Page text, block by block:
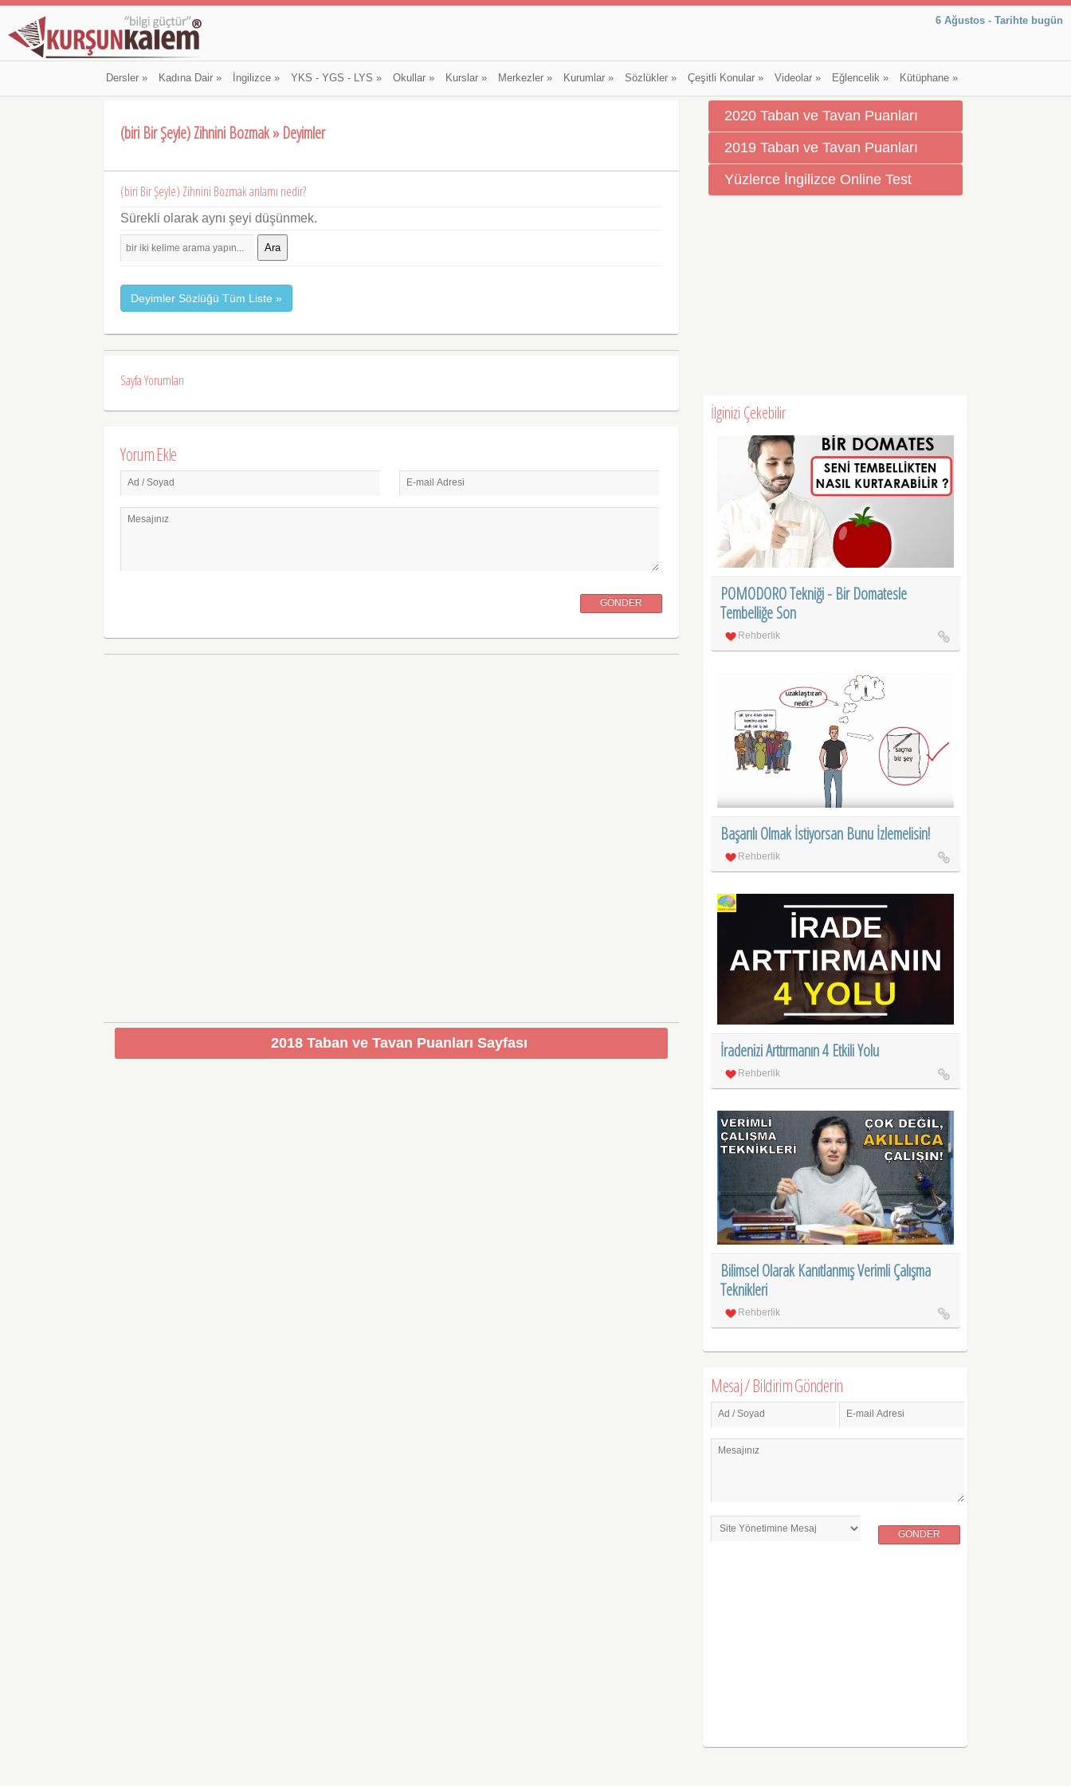
6 Ağustos - Tarihte bugün
Dersler» Kadına Dair» İngilizce» YKS - YGS - LYS » Okullar» Kurslar» Merkezler» Kurumlar» Sözlükler» Çeşitli Konular» Videolar» Eğlencelik» Kütüphane»
(biri Bir Şeyle) Zihnini Bozmak » Deyimler
(biri Bir Şeyle) Zihnini Bozmak anlamı nedir?
Sürekli olarak aynı şeyi düşünmek.
Ara
Deyimler Sözlüğü Tüm Liste »
Sayfa Yorumları
Yorum Ekle
Ad / Soyad E-mail Adresi
Mesajınız
GÖNDER
2018 Taban ve Tavan Puanları Sayfası
2020 Taban ve Tavan Puanları
2019 Taban ve Tavan Puanları
Yüzlerce İngilizce Online Test
İlginizi Çekebilir
POMODORO Tekniği - Bir Domatesle
Tembelliğe Son
Rehberlik
Başarılı Olmak İstiyorsan Bunu İzlemelisin!
Rehberlik
İradenizi Arttırmanın 4 Etkili Yolu
Rehberlik
Bilimsel Olarak Kanıtlanmış Verimli Çalışma
Teknikleri
Rehberlik
Mesaj / Bildirim Gönderin
Ad / Soyad E-mail Adresi
Mesajınız
GÖNDER